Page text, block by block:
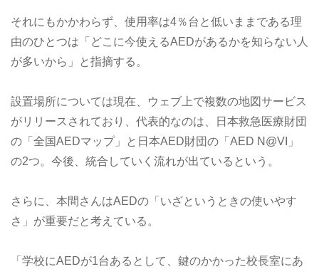
それにもかかわらず、使用率は4％台と低いままである理
由のひとつは「どこに今使えるAEDがあるかを知らない人
が多いから」と指摘する。
設置場所については現在、ウェブ上で複数の地図サービス
がリリースされており、代表的なのは、日本救急医療財団
の「全国AEDマップ」と日本AED財団の「AED N@VI」
の2つ。今後、統合していく流れが出ているという。
さらに、本間さんはAEDの「いざというときの使いやす
さ」が重要だと考えている。
「学校にAEDが1台あるとして、鍵のかかった校長室にあ